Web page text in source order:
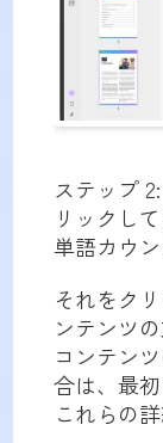
ステップ
リックし
単語カウ
それをク
ンテンツ
コンテン
合は、最
これらの